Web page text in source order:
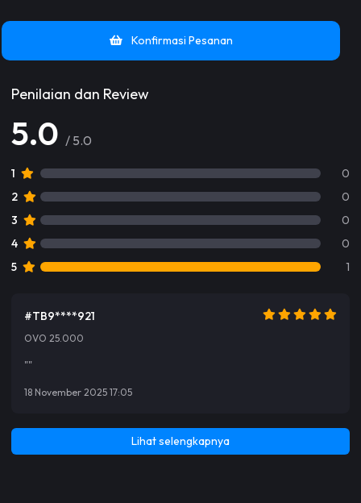
Konfirmasi Pesanan
Penilaian dan Review
5.0 / 5.0
1
0
2
0
3
0
4
0
5
1
#TB9****921
OVO 25.000
""
18 November 2025 17:05
Lihat selengkapnya